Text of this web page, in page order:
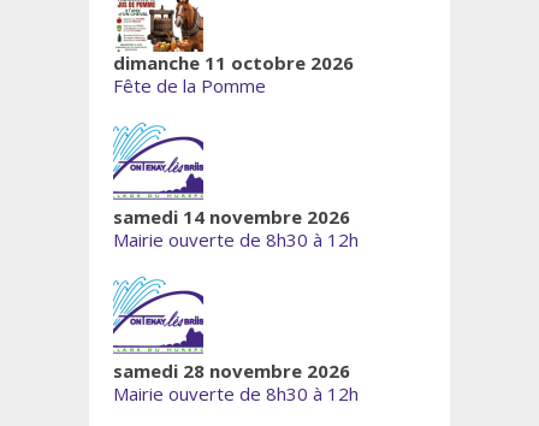
dimanche 11 octobre 2026
Fête de la Pomme
samedi 14 novembre 2026
Mairie ouverte de 8h30 à 12h
samedi 28 novembre 2026
Mairie ouverte de 8h30 à 12h